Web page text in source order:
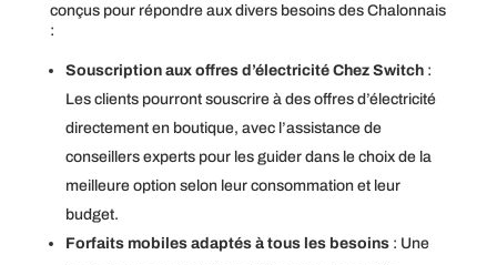
conçus pour répondre aux divers besoins des Chalonnais
:
Souscription aux offres d’électricité Chez Switch:
Les clients pourront souscrire à des offres d’électricité
directement en boutique, avec l’assistance de
conseillers experts pour les guider dans le choix de la
meilleure option selon leur consommation et leur
budget.
Forfaits mobiles adaptés à tous les besoins: Une